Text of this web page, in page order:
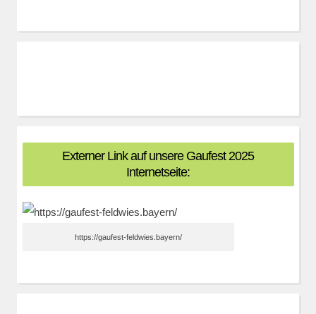
Externer Link auf unsere Gaufest 2025
Internetseite:
https://gaufest-feldwies.bayern/